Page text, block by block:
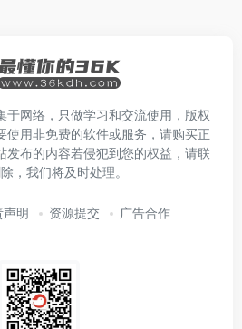
于网络，只做学习和交流使用，版权
使用非免费的软件或服务，请购买正
发布的内容若侵犯到您的权益，请联
，我们将及时处理。
声明 资源提交 广告合作